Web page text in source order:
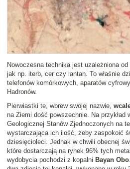
Nowoczesna technika jest uzależniona
jak np. iterb, cer czy lantan. To właśnie
telefonów komórkowych, aparatów
Hadronów.
Pierwiastki te, wbrew swojej nazwie,
na Ziemi dość powszechnie. Na przykład
Geologicznej Stanów Zjednoczonych na
wystarczająca ich ilość, żeby zaspokoić
dziesięcioleci. Jednak w chwili obecnej
które dostarczają na rynek 96% tych
wydobycia pochodzi z kopalni Bayan Obo